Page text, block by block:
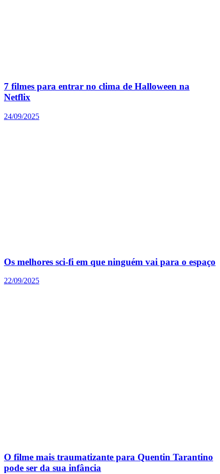
7 filmes para entrar no clima de Halloween na
Netflix
24/09/2025
Os melhores sci-fi em que ninguém vai para o espaço
22/09/2025
O filme mais traumatizante para Quentin Tarantino
pode ser da sua infância